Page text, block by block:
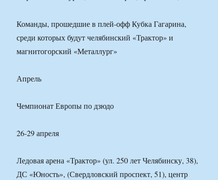
Команды, прошедшие в плей-офф Кубка Гагарина,
среди которых будут челябинский «Трактор» и
магнитогорский «Металлург»
Апрель
Чемпионат Европы по дзюдо
26-29 апреля
Ледовая арена «Трактор» (ул. 250 лет Челябинску, 38),
ДС «Юность», (Свердловский проспект, 51), центр